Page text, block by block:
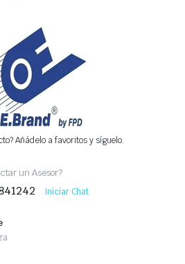
Añádelo a favoritos y síguelo.
un Asesor?
Iniciar Chat